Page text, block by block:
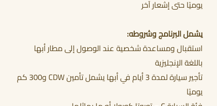
يوميًا حتى إشعار آخر
يشمل البرنامج وشروطه:
استقبال ومساعدة شخصية عند الوصول إلى مطار أبها
باللغة الإنجليزية
تأجير سيارة لمدة 3 أيام في أبها يشمل تأمين CDW و300 كم
يوميًا